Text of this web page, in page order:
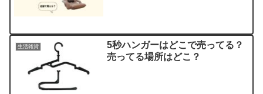
生活雑貨
5秒ハンガーはどこで売ってる？
売ってる場所はどこ？